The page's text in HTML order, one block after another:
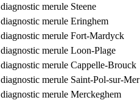
diagnostic merule Steene
diagnostic merule Eringhem
diagnostic merule Fort-Mardyck
diagnostic merule Loon-Plage
diagnostic merule Cappelle-Brouck
diagnostic merule Saint-Pol-sur-Mer
diagnostic merule Merckeghem